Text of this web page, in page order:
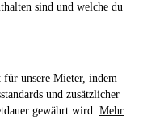
sind und welche du
für unsere Mieter, indem
und zusätzlicher
gewährt wird. Mehr